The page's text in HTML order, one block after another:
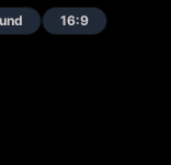
16:9